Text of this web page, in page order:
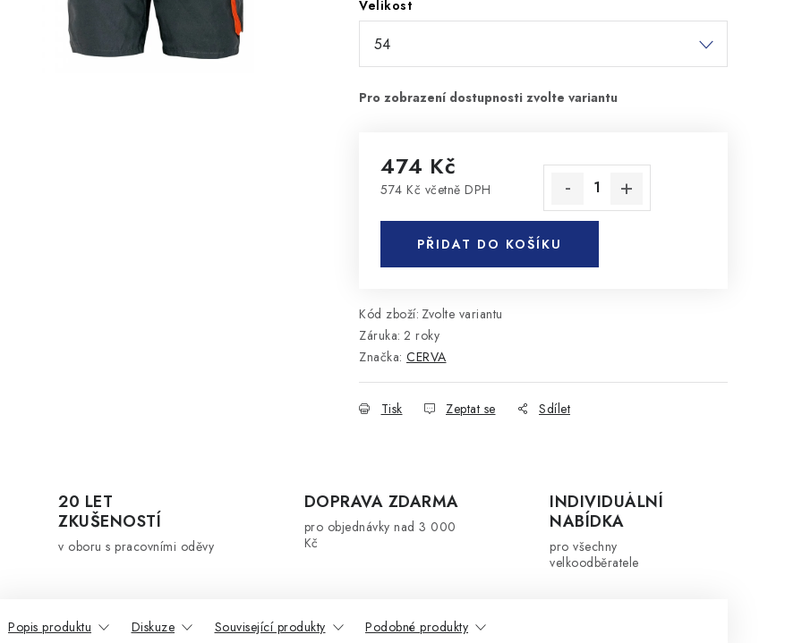
Velikost
474 Kč
574 Kč včetně DPH
PŘIDAT DO KOŠÍKU
Kód zboží: Zvolte variantu
Záruka: 2 roky
Značka: CERVA
Tisk Zeptat se Sdílet
20 LET
ZKUŠENOSTÍ
v oboru s pracovními oděvy
DOPRAVA ZDARMA
pro objednávky nad 3 000
Kč
INDIVIDUÁLNÍ
NABÍDKA
pro všechny
velkoodběratele
Popis produktu Diskuze Související produkty Podobné produkty